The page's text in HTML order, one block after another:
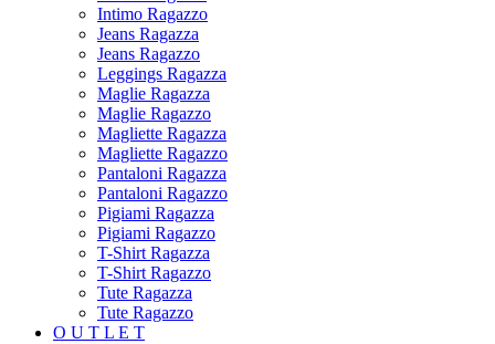
Intimo Ragazzo
Jeans Ragazza
Jeans Ragazzo
Leggings Ragazza
Maglie Ragazza
Maglie Ragazzo
Magliette Ragazza
Magliette Ragazzo
Pantaloni Ragazza
Pantaloni Ragazzo
Pigiami Ragazza
Pigiami Ragazzo
T-Shirt Ragazza
T-Shirt Ragazzo
Tute Ragazza
Tute Ragazzo
O U T L E T